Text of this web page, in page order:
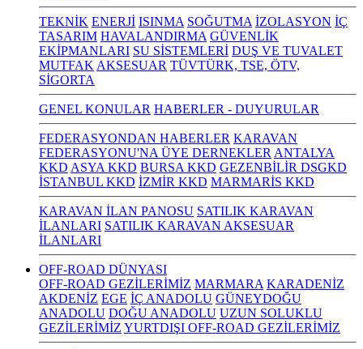
TEKNİK ENERJİ ISINMA SOĞUTMA İZOLASYON İÇ
TASARIM HAVALANDIRMA GÜVENLİK
EKİPMANLARI SU SİSTEMLERİ DUŞ VE TUVALET
MUTFAK AKSESUAR TÜVTÜRK, TSE, ÖTV,
SİGORTA
GENEL KONULAR HABERLER - DUYURULAR
FEDERASYONDAN HABERLER KARAVAN
FEDERASYONU'NA ÜYE DERNEKLER ANTALYA
KKD ASYA KKD BURSA KKD GEZENBİLİR DSGKD
İSTANBUL KKD İZMİR KKD MARMARİS KKD
KARAVAN İLAN PANOSU SATILIK KARAVAN
İLANLARI SATILIK KARAVAN AKSESUAR
İLANLARI
OFF-ROAD DÜNYASI
OFF-ROAD GEZİLERİMİZ MARMARA KARADENİZ
AKDENİZ EGE İÇ ANADOLU GÜNEYDOĞU
ANADOLU DOĞU ANADOLU UZUN SOLUKLU
GEZİLERİMİZ YURTDIŞI OFF-ROAD GEZİLERİMİZ